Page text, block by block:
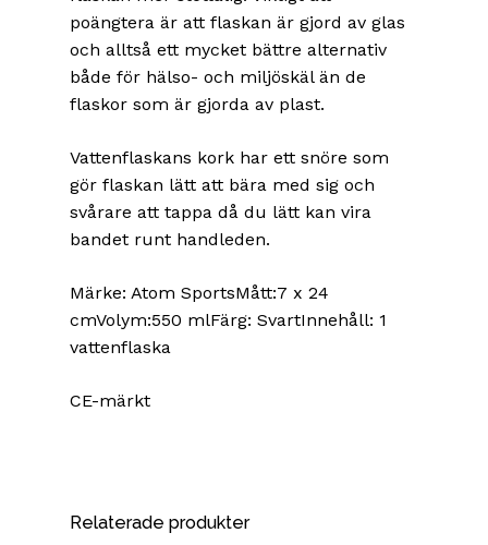
poängtera är att flaskan är gjord av glas
och alltså ett mycket bättre alternativ
både för hälso- och miljöskäl än de
flaskor som är gjorda av plast.
Vattenflaskans kork har ett snöre som
gör flaskan lätt att bära med sig och
svårare att tappa då du lätt kan vira
bandet runt handleden.
Märke: Atom SportsMått:7 x 24
cmVolym:550 mlFärg: SvartInnehåll: 1
vattenflaska
CE-märkt
Relaterade produkter